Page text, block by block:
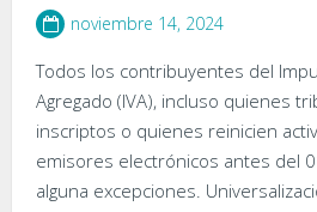
noviembre 14, 2024
Todos los contribuyentes del
Agregado (IVA), incluso quienes
inscriptos o quienes reinicien
emisores electrónicos antes del
alguna excepciones.